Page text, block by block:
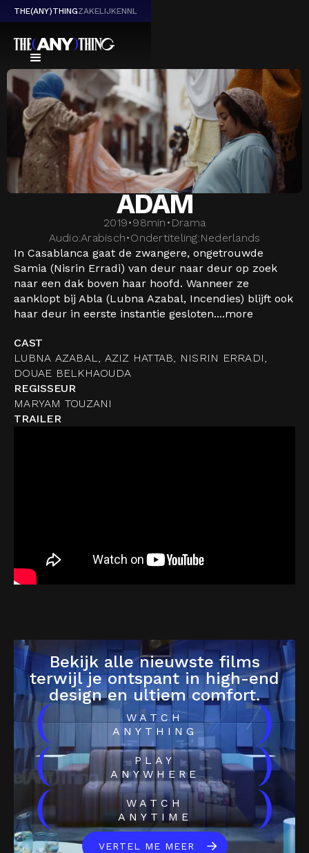
THE(ANY)THINGZAKELIJKENNL
ADAM
2019•98min • Drama
Audio:Arabisch•Ondertiteling:Nederlands
In Casablanca gaat de zwangere, ongetrouwde
Samia (Nisrin Erradi) van deur naar deur op zoek
naar een dak boven haar hoofd. Wanneer ze
aanklopt bij Abla (Lubna Azabal, Incendies) blijft ook
haar deur in eerste instantie gesloten....more
CAST
LUBNA AZABAL, AZIZ HATTAB, NISRIN ERRADI,
DOUAE BELKHAOUDA
REGISSEUR
MARYAM TOUZANI
TRAILER
Bekijk alle nieuwste films
terwijl je ontspant in high-end
design en ultiem comfort.
(
WATCH
ANYTHING
)
(
PLAY
ANYWHERE
)
(
WATCH
ANYTIME
)
VERTEL ME MEER